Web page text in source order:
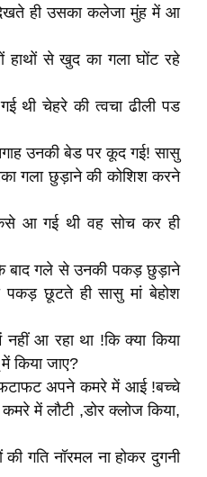
ही उसका कलेजा मुंह में आ
हाथों से खुद का गला घोंट रहे
थी चेहरे की त्वचा ढीली पड
उनकी बेड पर कूद गई! सासु
गला छुड़ाने की कोशिश करने
आ गई थी वह सोच कर ही
बाद गले से उनकी पकड़ छुड़ाने
छूटते ही सासु मां बेहोश
आ रहा था !कि क्या किया
किया जाए?
अपने कमरे में आई !बच्चे
में लौटी ,डोर क्लोज किया,
गति नॉरमल ना होकर दुगनी